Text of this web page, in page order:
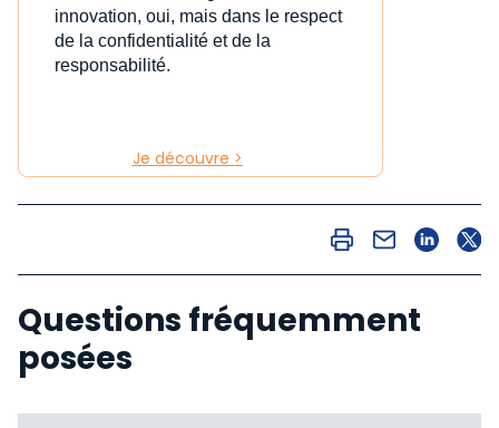
innovation, oui, mais dans le respect
de la confidentialité et de la
responsabilité.
Je découvre >
Questions fréquemment
posées